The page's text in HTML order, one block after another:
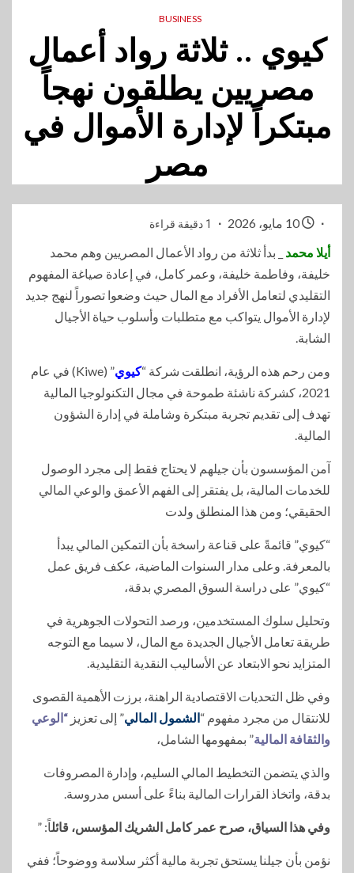
BUSINESS
كيوي .. ثلاثة رواد أعمال
مصريين يطلقون نهجاً
مبتكراً لإدارة الأموال في
مصر
1 دقيقة قراءة
أيلا محمد _ بدأ ثلاثة من رواد الأعمال المصريين وهم محمد
خليفة، وفاطمة خليفة، وعمر كامل، في إعادة صياغة المفهوم
التقليدي لتعامل الأفراد مع المال حيث وضعوا تصوراً لنهج جديد
لإدارة الأموال يتواكب مع متطلبات وأسلوب حياة الأجيال
الشابة.
ومن رحم هذه الرؤية، انطلقت شركة “كيوي
” (Kiwe) في عام
2021، كشركة ناشئة طموحة في مجال التكنولوجيا المالية
تهدف إلى تقديم تجربة مبتكرة وشاملة في إدارة الشؤون
المالية.
آمن المؤسسون بأن جيلهم لا يحتاج فقط إلى مجرد الوصول
للخدمات المالية، بل يفتقر إلى الفهم الأعمق والوعي المالي
الحقيقي؛ ومن هذا المنطلق ولدت
“كيوي” قائمةً على قناعة راسخة بأن التمكين المالي يبدأ
بالمعرفة. وعلى مدار السنوات الماضية، عكف فريق عمل
“كيوي” على دراسة السوق المصري بدقة،
وتحليل سلوك المستخدمين، ورصد التحولات الجوهرية في
طريقة تعامل الأجيال الجديدة مع المال، لا سيما مع التوجه
المتزايد نحو الابتعاد عن الأساليب النقدية التقليدية.
وفي ظل التحديات الاقتصادية الراهنة، برزت الأهمية القصوى
للانتقال من مجرد مفهوم “الشمول المالي” إلى تعزيز “الوعي
والثقافة المالية” بمفهومها الشامل،
والذي يتضمن التخطيط المالي السليم، وإدارة المصروفات
بدقة، واتخاذ القرارات المالية بناءً على أسس مدروسة.
وفي هذا السياق، صرح عمر كامل الشريك المؤسس، قائلاً: ”
نؤمن بأن جيلنا يستحق تجربة مالية أكثر سلاسة ووضوحاً؛ ففي